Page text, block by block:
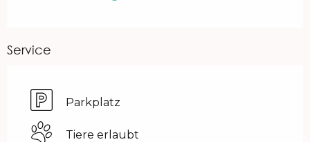
Service
Parkplatz
Tiere erlaubt